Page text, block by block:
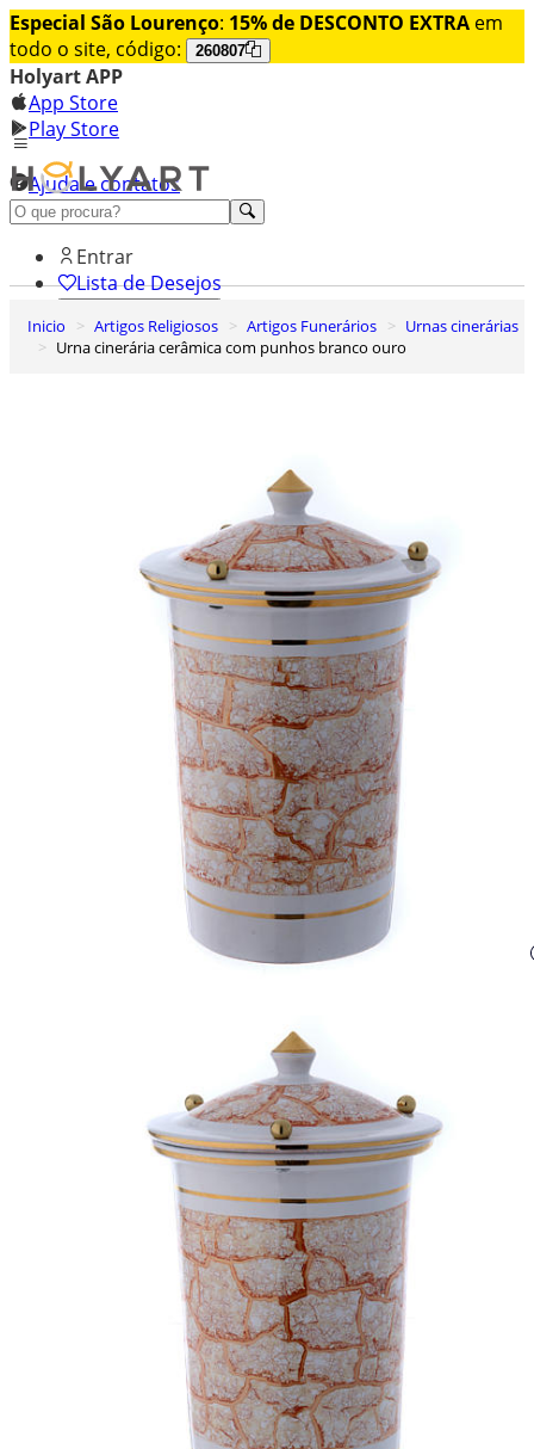
Especial São Lourenço: 15% de DESCONTO EXTRA em
todo o site, código:
260807
Holyart APP
App Store
Play Store
Ajuda e contatos
Conheça premium
Entrar
Lista de Desejos
0
Carrinho de Compras
Inicio Artigos Religiosos Artigos Funerários
Urnas cinerárias
Urna cinerária cerâmica com punhos branco ouro